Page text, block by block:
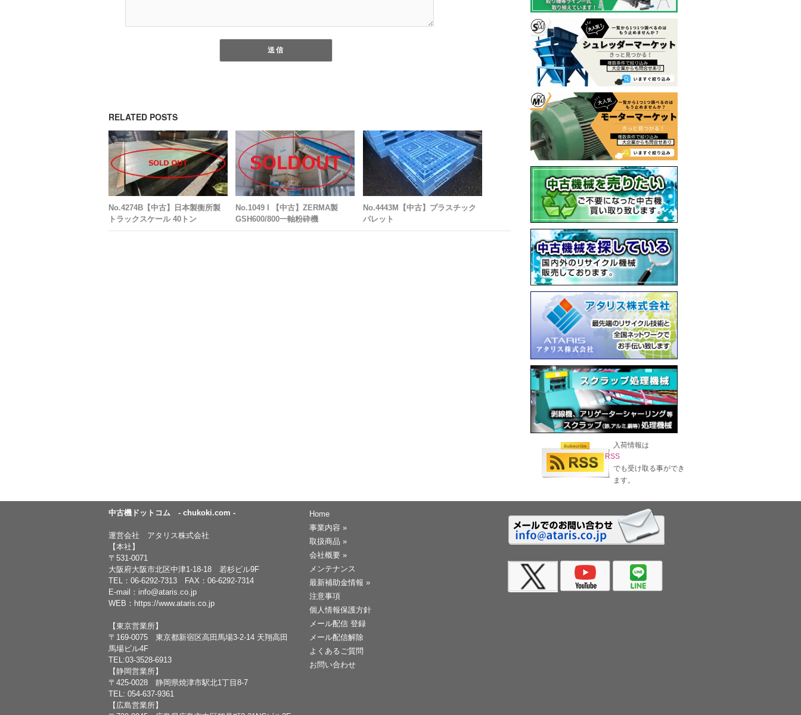
RELATED POSTS
No.4274B【中古】日本製衡所製
トラックスケール 40トン
No.1049 I 【中古】ZERMA製
GSH600/800一軸粉砕機
No.4443M【中古】プラスチック
パレット
入荷情報は
RSS
でも受け取る事ができ
ます。
中古機ドットコム - chukoki.com -
運営会社 アタリス株式会社
【本社】
〒531-0071
大阪府大阪市北区中津1-18-18 若杉ビル9F
TEL： 06-6292-7313 FAX：06-6292-7314
E-mail： info@ataris.co.jp
WEB： https://www.ataris.co.jp
【東京営業所】
〒169-0075 東京都新宿区高田馬場3-2-14 天翔高田
馬場ビル4F
TEL:03-3528-6913
【静岡営業所】
〒425-0028 静岡県焼津市駅北1丁目8-7
TEL: 054-637-9361
【広島営業所】
Home
事業内容 »
取扱商品 »
会社概要 »
メンテナンス
最新補助金情報 »
注意事項
個人情報保護方針
メール配信 登録
メール配信解除
よくあるご質問
お問い合わせ